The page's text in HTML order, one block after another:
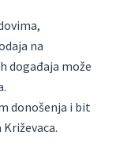
na
događaja može
donošenja i bit